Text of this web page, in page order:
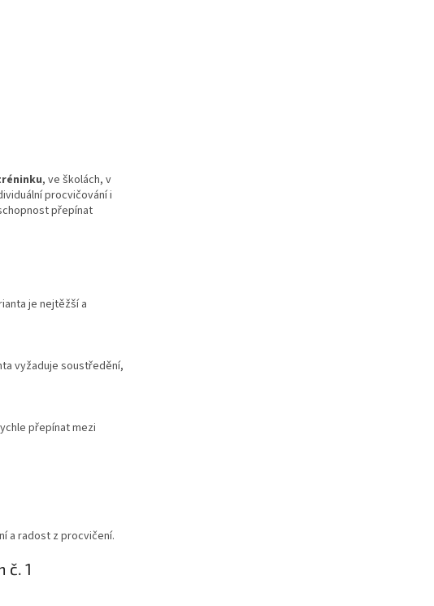
, ve školách, v
procvičování i
přepínat
je nejtěžší a
vyžaduje soustředění,
přepínat mezi
a radost z procvičení.
č. 1